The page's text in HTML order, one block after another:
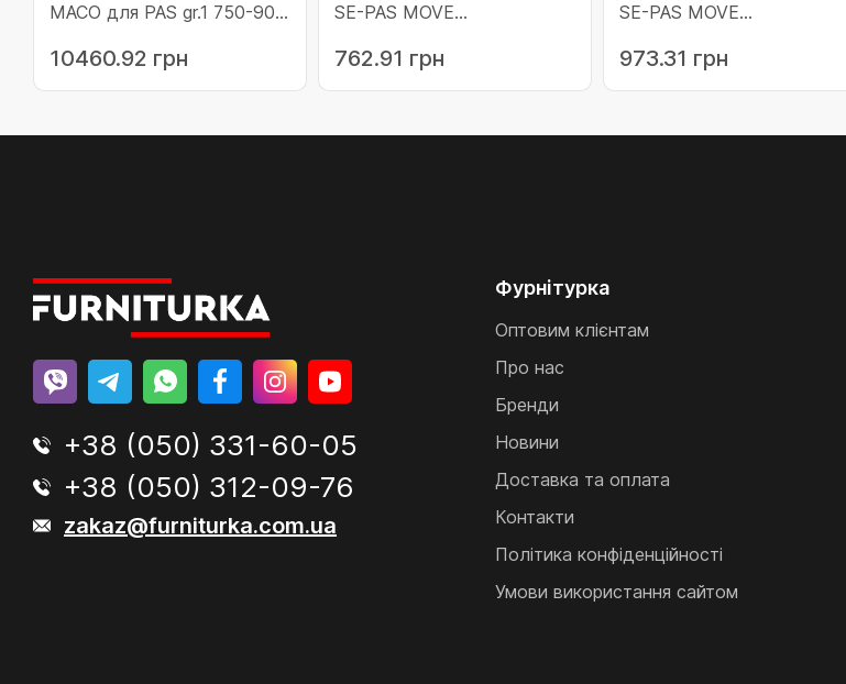
МАСО для PAS gr.1 750-900
10460.92 грн
SE-PAS MOVE
цапфою 620-900 (210380)
762.91 грн
SE-PAS MOVE
цапфою 1151-1400 (210382)
973.31 грн
+38 (050) 331-60-05
+38 (050) 312-09-76
zakaz@furniturka.com.ua
Фурнітурка
Оптовим клієнтам
Про нас
Бренди
Новини
Доставка та оплата
Контакти
Політика конфіденційності
Умови використання сайтом